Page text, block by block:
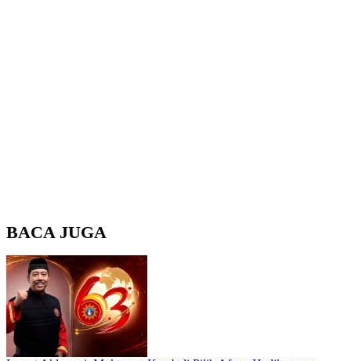
BACA JUGA